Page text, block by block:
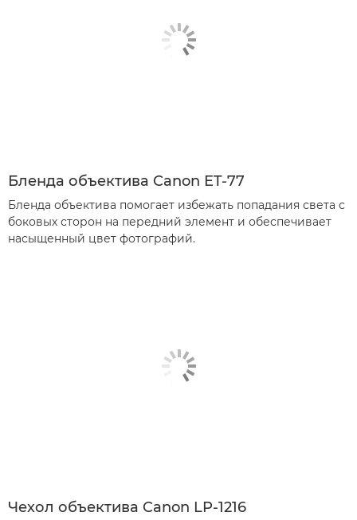
Бленда объектива Canon ET-77
Бленда объектива помогает избежать попадания света с
боковых сторон на передний элемент и обеспечивает
насыщенный цвет фотографий.
Чехол объектива Canon LP-1216